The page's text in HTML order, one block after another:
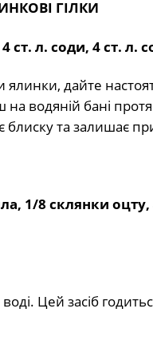
ГІЛКИ
ст. л. соди, 4 ст. л.
ялинки, дайте
на водяній бані
блиску та залишає
1/8 склянки
Цей засіб